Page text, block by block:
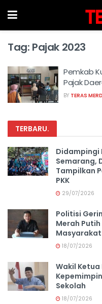
Tag: Pajak 2023
Pemkab
Pajak
BY TERAS
TERBARU.
Didampingi
Semarang,
Tampilkan
PKK
29/07/2026
Politisi
Merah
Masyarakat
18/07/2026
Wakil Ketua
Sekolah
18/07/2026